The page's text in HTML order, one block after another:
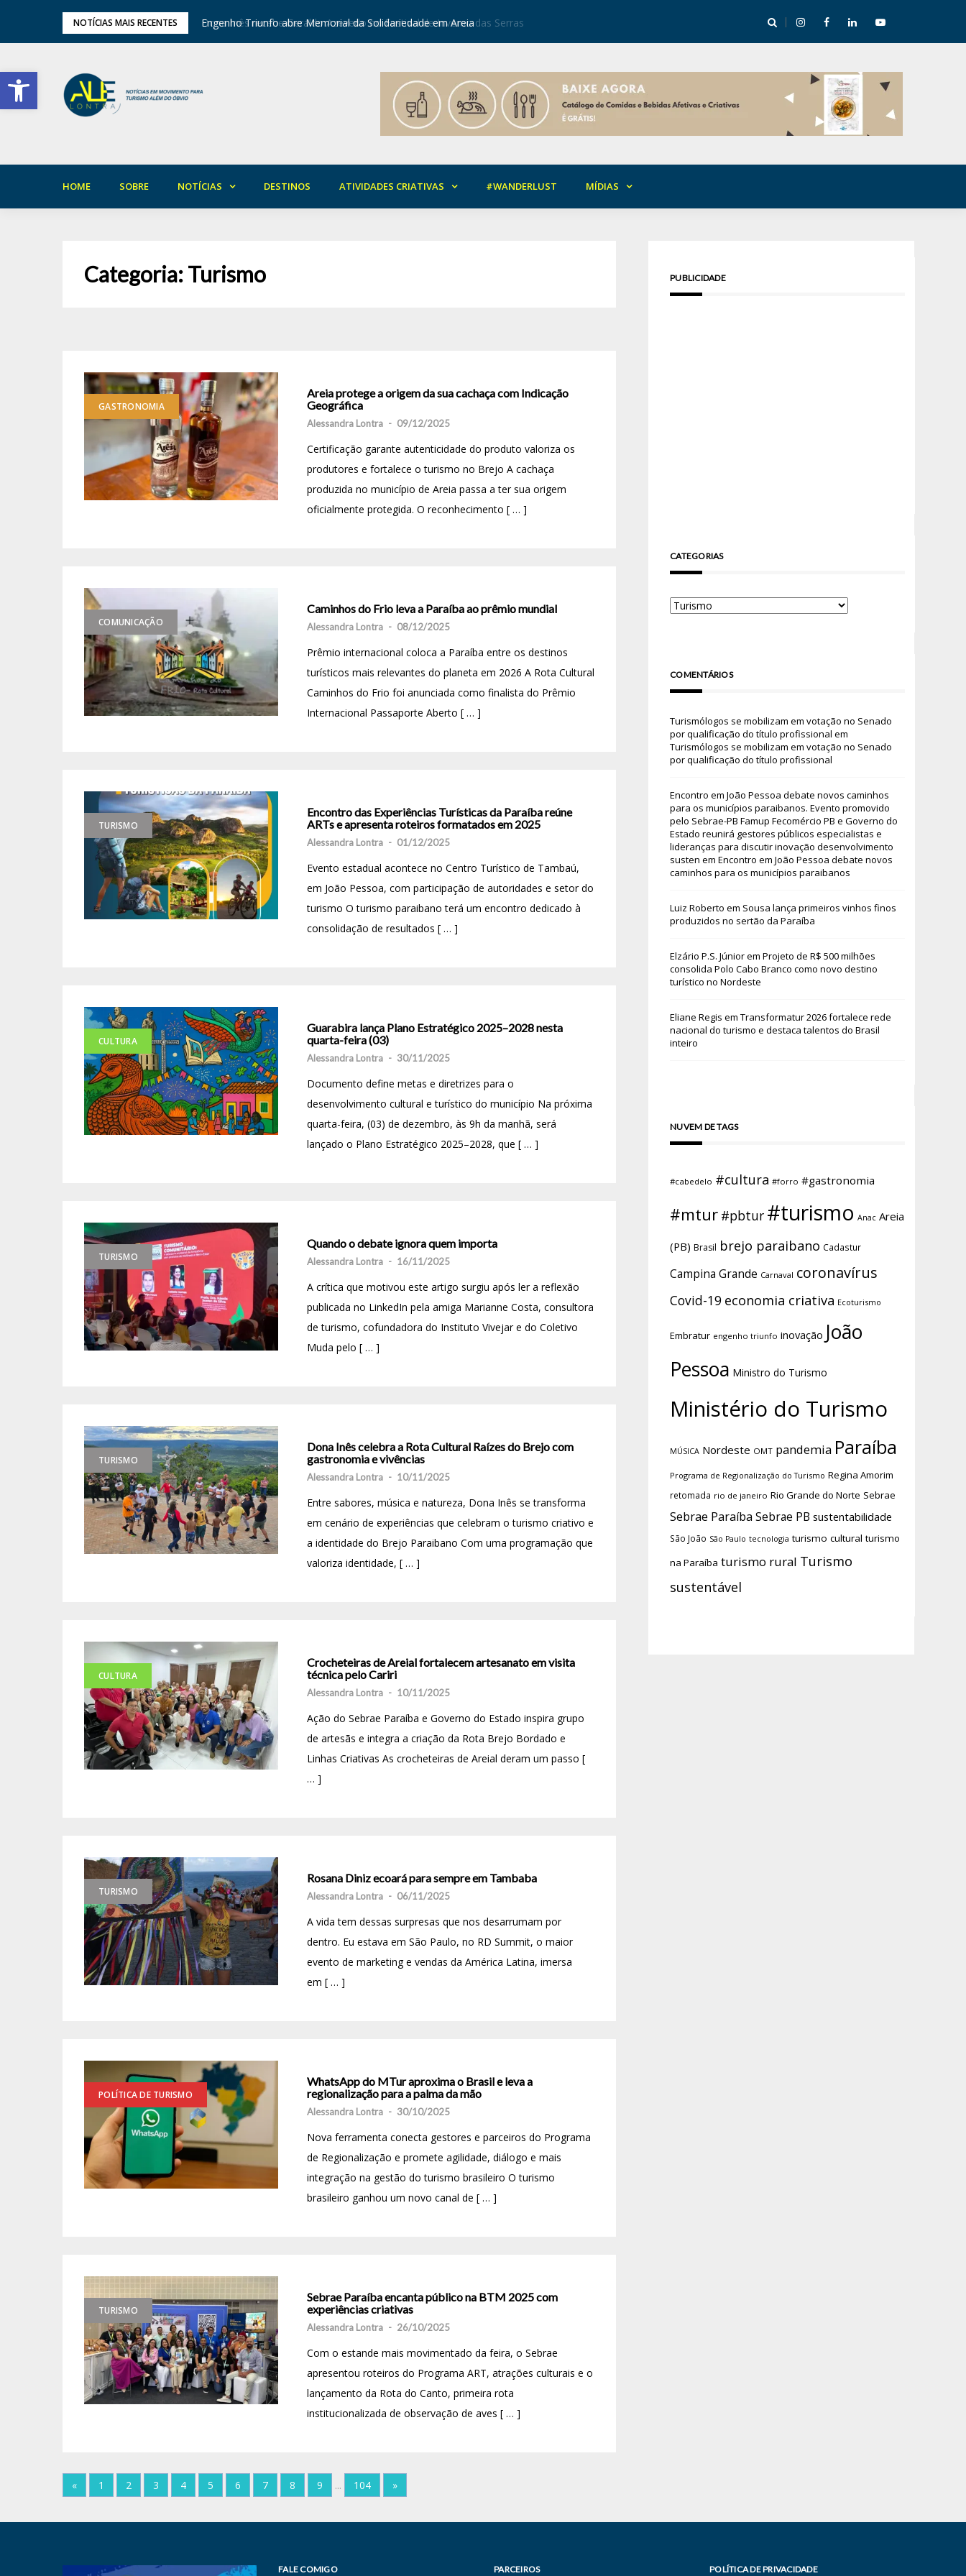
Barra de Ferramentas Aberta
NOTÍCIAS MAIS RECENTES
de Inverno das Serras Engenho Triunfo abre Memorial da Solidariedade em Areia Mirian Rocha abre mentoria de storytelling com 10 vagas
HOME SOBRE NOTÍCIAS DESTINOS ATIVIDADES CRIATIVAS #WANDERLUST MÍDIAS
Categoria:Turismo
GASTRONOMIA
Areia protege a origem da sua cachaça com Indicação
Geográfica
Alessandra Lontra - 09/12/2025
Certificação garante autenticidade do produto valoriza os
produtores e fortalece o turismo no Brejo A cachaça
produzida no município de Areia passa a ter sua origem
oficialmente protegida. O reconhecimento [ … ]
COMUNICAÇÃO
Caminhos do Frio leva a Paraíba ao prêmio mundial
Alessandra Lontra - 08/12/2025
Prêmio internacional coloca a Paraíba entre os destinos
turísticos mais relevantes do planeta em 2026 A Rota Cultural
Caminhos do Frio foi anunciada como finalista do Prêmio
Internacional Passaporte Aberto [ … ]
TURISMO
Encontro das Experiências Turísticas da Paraíba reúne
ARTs e apresenta roteiros formatados em 2025
Alessandra Lontra - 01/12/2025
Evento estadual acontece no Centro Turístico de Tambaú,
em João Pessoa, com participação de autoridades e setor do
turismo O turismo paraibano terá um encontro dedicado à
consolidação de resultados [ … ]
CULTURA
Guarabira lança Plano Estratégico 2025–2028 nesta
quarta-feira (03)
Alessandra Lontra - 30/11/2025
Documento define metas e diretrizes para o
desenvolvimento cultural e turístico do município Na próxima
quarta-feira, (03) de dezembro, às 9h da manhã, será
lançado o Plano Estratégico 2025–2028, que [ … ]
TURISMO
Quando o debate ignora quem importa
Alessandra Lontra - 16/11/2025
A crítica que motivou este artigo surgiu após ler a reflexão
publicada no LinkedIn pela amiga Marianne Costa, consultora
de turismo, cofundadora do Instituto Vivejar e do Coletivo
Muda pelo [ … ]
TURISMO
Dona Inês celebra a Rota Cultural Raízes do Brejo com
gastronomia e vivências
Alessandra Lontra - 10/11/2025
Entre sabores, música e natureza, Dona Inês se transforma
em cenário de experiências que celebram o turismo criativo e
a identidade do Brejo Paraibano Com uma programação que
valoriza identidade, [ … ]
CULTURA
Crocheteiras de Areial fortalecem artesanato em visita
técnica pelo Cariri
Alessandra Lontra - 10/11/2025
Ação do Sebrae Paraíba e Governo do Estado inspira grupo
de artesãs e integra a criação da Rota Brejo Bordado e
Linhas Criativas As crocheteiras de Areial deram um passo [
… ]
TURISMO
Rosana Diniz ecoará para sempre em Tambaba
Alessandra Lontra - 06/11/2025
A vida tem dessas surpresas que nos desarrumam por
dentro. Eu estava em São Paulo, no RD Summit, o maior
evento de marketing e vendas da América Latina, imersa
em [ … ]
POLÍTICA DE TURISMO
WhatsApp do MTur aproxima o Brasil e leva a
regionalização para a palma da mão
Alessandra Lontra - 30/10/2025
Nova ferramenta conecta gestores e parceiros do Programa
de Regionalização e promete agilidade, diálogo e mais
integração na gestão do turismo brasileiro O turismo
brasileiro ganhou um novo canal de [ … ]
TURISMO
Sebrae Paraíba encanta público na BTM 2025 com
experiências criativas
Alessandra Lontra - 26/10/2025
Com o estande mais movimentado da feira, o Sebrae
apresentou roteiros do Programa ART, atrações culturais e o
lançamento da Rota do Canto, primeira rota
institucionalizada de observação de aves [ … ]
« 1 2 3 4 5 6 7 8 9 ... 104 »
PUBLICIDADE
CATEGORIAS
COMENTÁRIOS
Turismólogos se mobilizam em votação no Senado
por qualificação do título profissional em
Turismólogos se mobilizam em votação no Senado
por qualificação do título profissional
Encontro em João Pessoa debate novos caminhos
para os municípios paraibanos. Evento promovido
pelo Sebrae-PB Famup Fecomércio PB e Governo do
Estado reunirá gestores públicos especialistas e
lideranças para discutir inovação desenvolvimento
susten em Encontro em João Pessoa debate novos
caminhos para os municípios paraibanos
Luiz Roberto em Sousa lança primeiros vinhos finos
produzidos no sertão da Paraíba
Elzário P.S. Júniorem Projeto de R$ 500 milhões
consolida Polo Cabo Branco como novo destino
turístico no Nordeste
Eliane Regis em Transformatur 2026 fortalece rede
nacional do turismo e destaca talentos do Brasil
inteiro
NUVEM DE TAGS
#cabedelo #cultura #forro #gastronomia
#mtur #pbtur #turismo Anac Areia
(PB) Brasil brejo paraibano Cadastur
Campina Grande Carnaval coronavírus
Covid-19 economia criativa Ecoturismo
Embratur engenho triunfo inovação João
Pessoa Ministro do Turismo
Ministério do Turismo
MÚSICA Nordeste OMT pandemia Paraíba
Programa de Regionalização do Turismo Regina Amorim
retomada rio de janeiro Rio Grande do Norte Sebrae
Sebrae Paraíba Sebrae PB sustentabilidade
São João São Paulo tecnologia turismo cultural turismo
na Paraíba turismo rural Turismo
sustentável
FALE COMIGO PARCEIROS POLÍTICA DE PRIVACIDADE